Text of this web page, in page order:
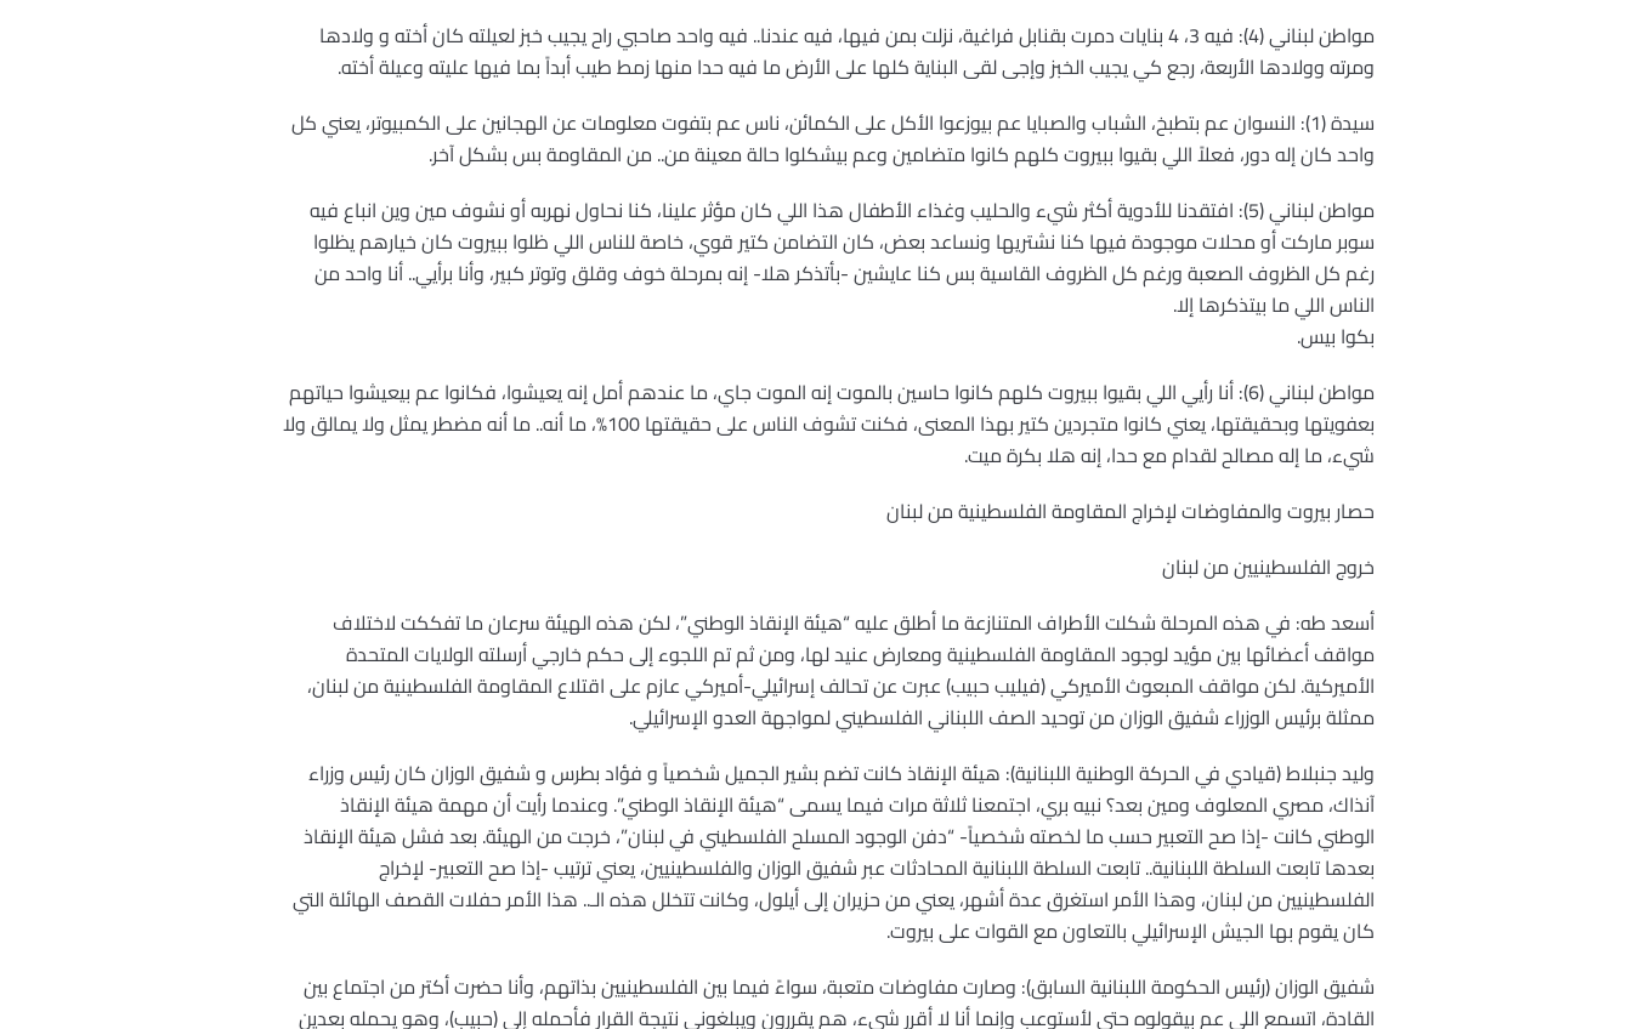
مواطن لبناني (4): فيه 3، 4 بنايات دمرت بقنابل فراغية، نزلت بمن فيها، فيه عندنا.. فيه واحد صاحبي راح يجيب خبز لعيلته كان أخته و ولادها
ومرته وولادها الأربعة، رجع كي يجيب الخبز وإجى لقى البناية كلها على الأرض ما فيه حدا منها زمط طيب أبداً بما فيها عليته وعيلة أخته.
سيدة (1): النسوان عم بتطبخ، الشباب والصبايا عم بيوزعوا الأكل على الكمائن، ناس عم بتفوت معلومات عن الهجانين على الكمبيوتر، يعني كل
واحد كان إله دور، فعلاً اللي بقيوا ببيروت كلهم كانوا متضامين وعم بيشكلوا حالة معينة من.. من المقاومة بس بشكل آخر.
مواطن لبناني (5): افتقدنا للأدوية أكثر شيء والحليب وغذاء الأطفال هذا اللي كان مؤثر علينا، كنا نحاول نهربه أو نشوف مين وين انباع فيه
سوبر ماركت أو محلات موجودة فيها كنا نشتريها ونساعد بعض، كان التضامن كتير قوي، خاصة للناس اللي ظلوا ببيروت كان خيارهم يظلوا
رغم كل الظروف الصعبة ورغم كل الظروف القاسية بس كنا عايشين -بأتذكر هلا- إنه بمرحلة خوف وقلق وتوتر كبير، وأنا برأيي.. أنا واحد من
الناس اللي ما بيتذكرها إلا.
بكوا بيس.
مواطن لبناني (6): أنا رأيي اللي بقيوا ببيروت كلهم كانوا حاسين بالموت إنه الموت جاي، ما عندهم أمل إنه يعيشوا، فكانوا عم بيعيشوا حياتهم
بعفويتها وبحقيقتها، يعني كانوا متجردين كتير بهذا المعنى، فكنت تشوف الناس على حقيقتها 100%، ما أنه.. ما أنه مضطر يمثل ولا يمالق ولا
شيء، ما إله مصالح لقدام مع حدا، إنه هلا بكرة ميت.
حصار بيروت والمفاوضات لإخراج المقاومة الفلسطينية من لبنان
خروج الفلسطينيين من لبنان
أسعد طه: في هذه المرحلة شكلت الأطراف المتنازعة ما أطلق عليه “هيئة الإنقاذ الوطني”، لكن هذه الهيئة سرعان ما تفككت لاختلاف
مواقف أعضائها بين مؤيد لوجود المقاومة الفلسطينية ومعارض عنيد لها، ومن ثم تم اللجوء إلى حكم خارجي أرسلته الولايات المتحدة
الأميركية. لكن مواقف المبعوث الأميركي (فيليب حبيب) عبرت عن تحالف إسرائيلي-أميركي عازم على اقتلاع المقاومة الفلسطينية من لبنان،
ممثلة برئيس الوزراء شفيق الوزان من توحيد الصف اللبناني الفلسطيني لمواجهة العدو الإسرائيلي.
وليد جنبلاط (قيادي في الحركة الوطنية اللبنانية): هيئة الإنقاذ كانت تضم بشير الجميل شخصياً و فؤاد بطرس و شفيق الوزان كان رئيس وزراء
آنذاك، مصري المعلوف ومين بعد؟ نبيه بري، اجتمعنا ثلاثة مرات فيما يسمى “هيئة الإنقاذ الوطني”. وعندما رأيت أن مهمة هيئة الإنقاذ
الوطني كانت -إذا صح التعبير حسب ما لخصته شخصياً- “دفن الوجود المسلح الفلسطيني في لبنان”، خرجت من الهيئة. بعد فشل هيئة الإنقاذ
بعدها تابعت السلطة اللبنانية.. تابعت السلطة اللبنانية المحادثات عبر شفيق الوزان والفلسطينيين، يعني ترتيب -إذا صح التعبير- لإخراج
الفلسطينيين من لبنان، وهذا الأمر استغرق عدة أشهر، يعني من حزيران إلى أيلول، وكانت تتخلل هذه الـ.. هذا الأمر حفلات القصف الهائلة التي
كان يقوم بها الجيش الإسرائيلي بالتعاون مع القوات على بيروت.
شفيق الوزان (رئيس الحكومة اللبنانية السابق): وصارت مفاوضات متعبة، سواءً فيما بين الفلسطينيين بذاتهم، وأنا حضرت أكتر من اجتماع بين
القادة، اتسمع اللي عم بيقولوه حتى لأستوعب وإنما أنا لا أقرر شيء، هم يقررون ويبلغوني نتيجة القرار فأحمله إلى (حبيب)، وهو يحمله بعدين